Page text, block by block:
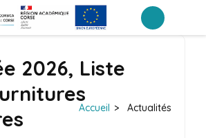
Accueil > Actualités
2026, Liste